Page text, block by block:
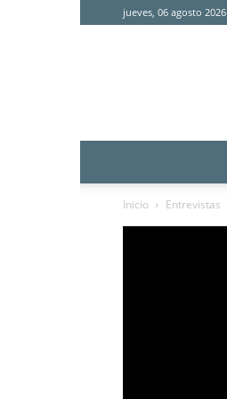
jueves, 06 agosto 2026
Inicio Entrevistas